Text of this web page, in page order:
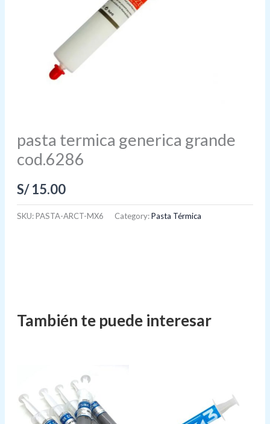
pasta termica generica grande
cod.6286
S/15.00
SKU:PASTA-ARCT-MX6 Category:Pasta Térmica